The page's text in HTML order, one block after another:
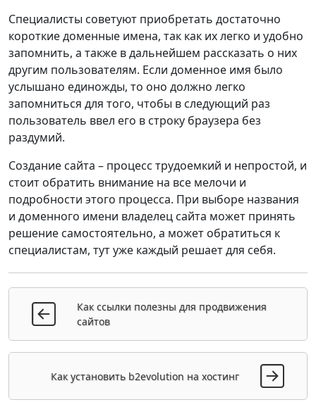
Специалисты советуют приобретать достаточно
короткие доменные имена, так как их легко и удобно
запомнить, а также в дальнейшем рассказать о них
другим пользователям. Если доменное имя было
услышано единожды, то оно должно легко
запомниться для того, чтобы в следующий раз
пользователь ввел его в строку браузера без
раздумий.
Создание сайта – процесс трудоемкий и непростой, и
стоит обратить внимание на все мелочи и
подробности этого процесса. При выборе названия
и доменного имени владелец сайта может принять
решение самостоятельно, а может обратиться к
специалистам, тут уже каждый решает для себя.
Как ссылки полезны для продвижения
сайтов
Как установить b2evolution на хостинг